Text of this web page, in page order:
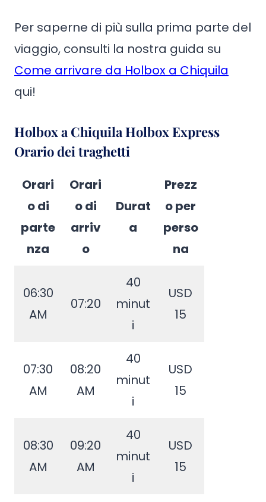
Per saperne di più sulla prima parte del
viaggio, consulti la nostra guida su
Come arrivare da Holbox a Chiquila
qui!
Holbox a Chiquila Holbox Express
Orario dei traghetti
Orari
o di
parte
nza
Orari
o di
arriv
o
Durat
a
Prezz
o per
perso
na
06:30
AM
07:20
40
minut
i
USD
15
07:30
AM
08:20
AM
40
minut
i
USD
15
08:30
AM
09:20
AM
40
minut
i
USD
15